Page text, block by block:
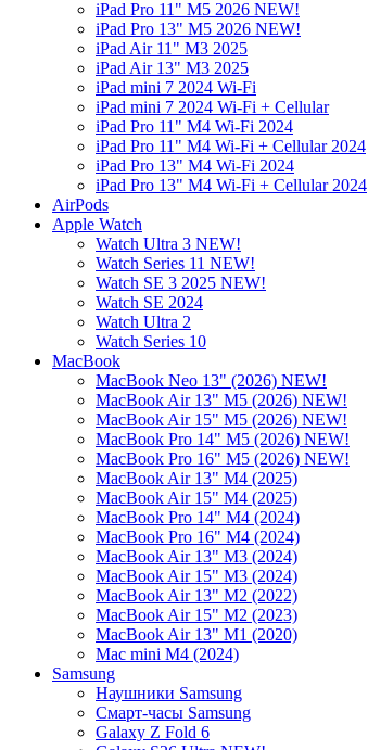
iPad Pro 11" M5 2026 NEW!
iPad Pro 13" M5 2026 NEW!
iPad Air 11" M3 2025
iPad Air 13" M3 2025
iPad mini 7 2024 Wi-Fi
iPad mini 7 2024 Wi-Fi + Cellular
iPad Pro 11" M4 Wi-Fi 2024
iPad Pro 11" M4 Wi-Fi + Cellular 2024
iPad Pro 13" M4 Wi-Fi 2024
iPad Pro 13" M4 Wi-Fi + Cellular 2024
AirPods
Apple Watch
Watch Ultra 3 NEW!
Watch Series 11 NEW!
Watch SE 3 2025 NEW!
Watch SE 2024
Watch Ultra 2
Watch Series 10
MacBook
MacBook Neo 13" (2026) NEW!
MacBook Air 13" M5 (2026) NEW!
MacBook Air 15" M5 (2026) NEW!
MacBook Pro 14" M5 (2026) NEW!
MacBook Pro 16" M5 (2026) NEW!
MacBook Air 13" M4 (2025)
MacBook Air 15" M4 (2025)
MacBook Pro 14" M4 (2024)
MacBook Pro 16" M4 (2024)
MacBook Air 13" M3 (2024)
MacBook Air 15" M3 (2024)
MacBook Air 13" M2 (2022)
MacBook Air 15" M2 (2023)
MacBook Air 13" M1 (2020)
Mac mini M4 (2024)
Samsung
Наушники Samsung
Смарт-часы Samsung
Galaxy Z Fold 6